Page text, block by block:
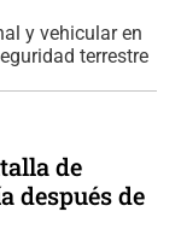
y vehicular en
terrestre
de
después de